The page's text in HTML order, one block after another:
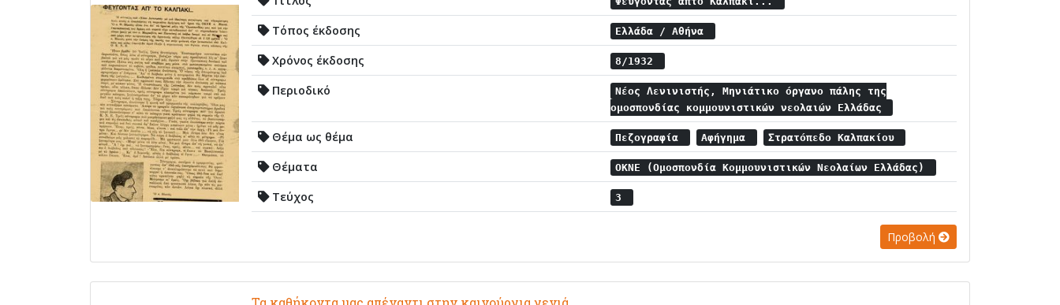
Τόπος έκδοσης Ελλάδα / Αθήνα
Χρόνος έκδοσης 8/1932
Περιοδικό
Νέος Λενινιστής, Μηνιάτικο όργανο πάλης της
ομοσπονδίας κομμουνιστικών νεολαιών Ελλάδας
Θέμα ως θέμα Πεζογραφία Αφήγημα Στρατόπεδο Καλπακίου
Θέματα ΟΚΝΕ (Ομοσπονδία Κομμουνιστικών Νεολαίων Ελλάδας)
Τεύχος 3
Προβολή